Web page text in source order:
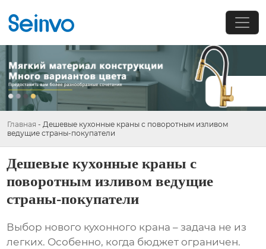
Главная - Дешевые кухонные краны с поворотным изливом
ведущие страны-покупатели
Дешевые кухонные краны с
поворотным изливом ведущие
страны-покупатели
Выбор нового кухонного крана – задача не из
легких. Особенно, когда бюджет ограничен.